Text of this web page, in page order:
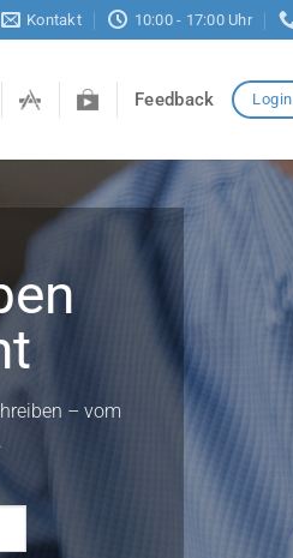
Kontakt 10:00 - 17:00 Uhr
Feedback Login
– vom